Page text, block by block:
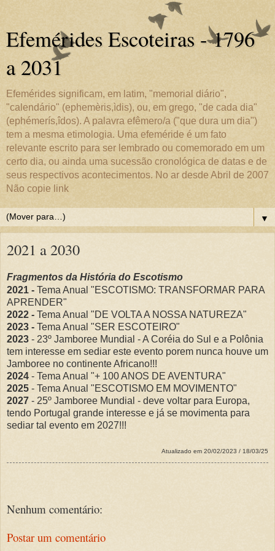
Efemérides Escoteiras - 1796
a 2031
Efemérides significam, em latim, "memorial diário",
"calendário" (ephemèris,ìdis), ou, em grego, "de cada dia"
(ephémerís,îdos). A palavra efêmero/a ("que dura um dia")
tem a mesma etimologia. Uma efeméride é um fato
relevante escrito para ser lembrado ou comemorado em um
certo dia, ou ainda uma sucessão cronológica de datas e de
seus respectivos acontecimentos. No ar desde Abril de 2007
Não copie link
▼
2021 a 2030
Fragmentos da História do Escotismo
2021 - Tema Anual "ESCOTISMO: TRANSFORMAR PARA
APRENDER"
2022 - Tema Anual "DE VOLTA A NOSSA NATUREZA"
2023 - Tema Anual "SER ESCOTEIRO"
2023 - 23º Jamboree Mundial - A Coréia do Sul e a Polônia
tem interesse em sediar este evento porem nunca houve um
Jamboree no continente Africano!!!
2024 - Tema Anual "+ 100 ANOS DE AVENTURA"
2025 - Tema Anual "ESCOTISMO EM MOVIMENTO"
2027 - 25º Jamboree Mundial - deve voltar para Europa,
tendo Portugal grande interesse e já se movimenta para
sediar tal evento em 2027!!!
Atualizado em 20/02/2023 / 18/03/25
Nenhum comentário:
Postar um comentário